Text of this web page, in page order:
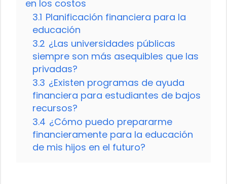
en los costos
3.1 Planificación financiera para la
educación
3.2 ¿Las universidades públicas
siempre son más asequibles que las
privadas?
3.3 ¿Existen programas de ayuda
financiera para estudiantes de bajos
recursos?
3.4 ¿Cómo puedo prepararme
financieramente para la educación
de mis hijos en el futuro?